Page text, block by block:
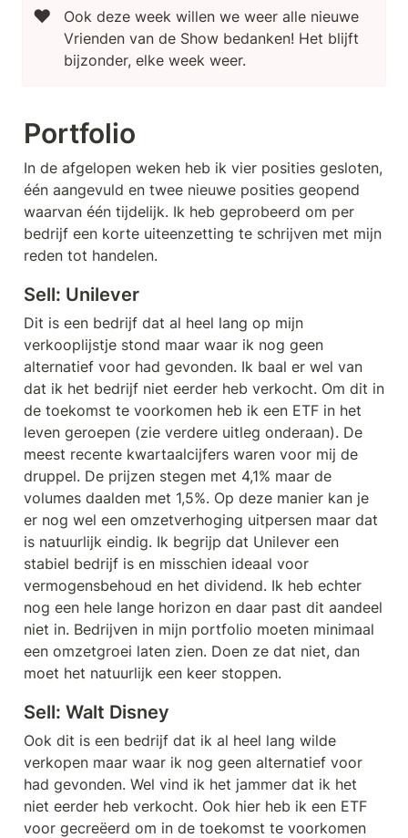
❤️
Ook deze week willen we weer alle nieuwe
Vrienden van de Show bedanken! Het blijft
bijzonder, elke week weer.
Portfolio
In de afgelopen weken heb ik vier posities gesloten,
één aangevuld en twee nieuwe posities geopend
waarvan één tijdelijk. Ik heb geprobeerd om per
bedrijf een korte uiteenzetting te schrijven met mijn
reden tot handelen.
Sell: Unilever
Dit is een bedrijf dat al heel lang op mijn
verkooplijstje stond maar waar ik nog geen
alternatief voor had gevonden. Ik baal er wel van
dat ik het bedrijf niet eerder heb verkocht. Om dit in
de toekomst te voorkomen heb ik een ETF in het
leven geroepen (zie verdere uitleg onderaan). De
meest recente kwartaalcijfers waren voor mij de
druppel. De prijzen stegen met 4,1% maar de
volumes daalden met 1,5%. Op deze manier kan je
er nog wel een omzetverhoging uitpersen maar dat
is natuurlijk eindig. Ik begrijp dat Unilever een
stabiel bedrijf is en misschien ideaal voor
vermogensbehoud en het dividend. Ik heb echter
nog een hele lange horizon en daar past dit aandeel
niet in. Bedrijven in mijn portfolio moeten minimaal
een omzetgroei laten zien. Doen ze dat niet, dan
moet het natuurlijk een keer stoppen.
Sell: Walt Disney
Ook dit is een bedrijf dat ik al heel lang wilde
verkopen maar waar ik nog geen alternatief voor
had gevonden. Wel vind ik het jammer dat ik het
niet eerder heb verkocht. Ook hier heb ik een ETF
voor gecreëerd om in de toekomst te voorkomen